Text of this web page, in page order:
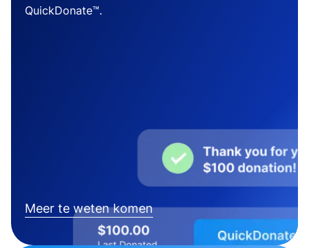
QuickDonate™.
Meer te weten komen